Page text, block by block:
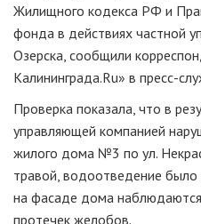
Жилищного кодекса РФ и
фонда в действиях частной
Озерска, сообщили
Калининграда.Ru» в пресс-
Проверка показала, что в
управляющей компанией
жилого дома №3 по ул.
травой, водоотведение было
на фасаде дома
протечек желобов.